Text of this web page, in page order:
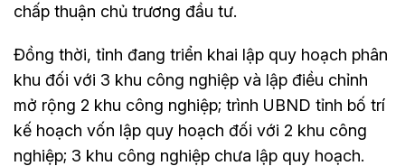
chấp thuận chủ trương đầu tư.
Đồng thời, tỉnh đang triển khai lập quy hoạch phân
khu đối với 3 khu công nghiệp và lập điều chỉnh
mở rộng 2 khu công nghiệp; trình UBND tỉnh bố trí
kế hoạch vốn lập quy hoạch đối với 2 khu công
nghiệp; 3 khu công nghiệp chưa lập quy hoạch.